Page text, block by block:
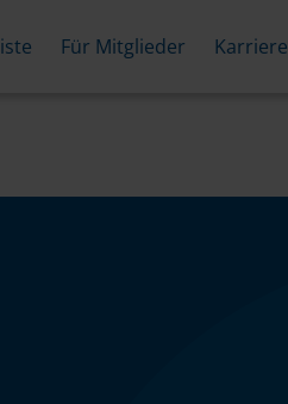
Für Mitglieder Karriere